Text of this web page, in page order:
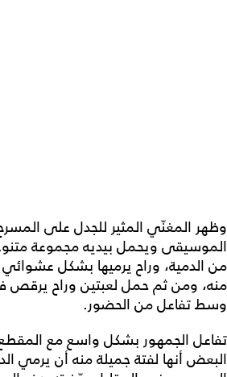
وظهر المغنّي المثير للجدل على
الموسيقى ويحمل بيديه مجموعة
من الدمية، وراح يرميها بشكل
منه، ومن ثم حمل لعبتين وراح يرقص
وسط تفاعل من الحضور.
تفاعل الجمهور بشكل واسع مع المقطع
البعض أنها لفتة جميلة منه أن يرمي